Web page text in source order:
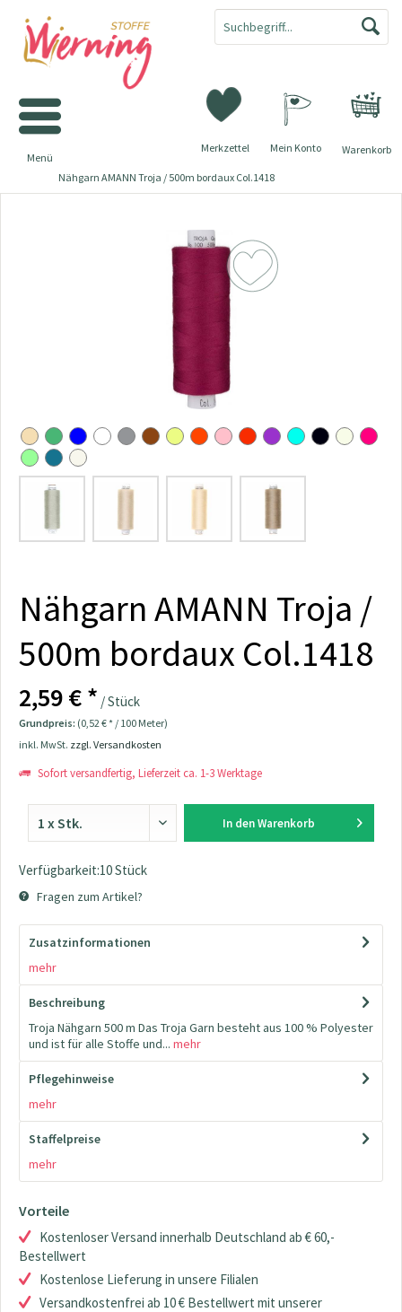
Warenkorb
Merkzettel Mein Konto
Menü
Nähgarn AMANN Troja / 500m bordaux Col.1418
Nähgarn AMANN Troja /
500m bordaux Col.1418
2,59 € * / Stück
Grundpreis: (0,52 € * / 100 Meter)
inkl. MwSt. zzgl. Versandkosten
Sofort versandfertig, Lieferzeit ca. 1-3 Werktage
In den Warenkorb
Verfügbarkeit:10 Stück
Fragen zum Artikel?
Zusatzinformationen
mehr
Beschreibung
Troja Nähgarn 500 m Das Troja Garn besteht aus 100 % Polyester
und ist für alle Stoffe und... mehr
Pflegehinweise
mehr
Staffelpreise
mehr
Vorteile
Kostenloser Versand innerhalb Deutschland ab € 60,-
Bestellwert
Kostenlose Lieferung in unsere Filialen
Versandkostenfrei ab 10 € Bestellwert mit unserer